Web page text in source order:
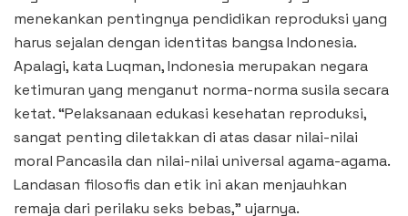
menekankan pentingnya pendidikan reproduksi yang
harus sejalan dengan identitas bangsa Indonesia.
Apalagi, kata Luqman, Indonesia merupakan negara
ketimuran yang menganut norma-norma susila secara
ketat. “Pelaksanaan edukasi kesehatan reproduksi,
sangat penting diletakkan di atas dasar nilai-nilai
moral Pancasila dan nilai-nilai universal agama-agama.
Landasan filosofis dan etik ini akan menjauhkan
remaja dari perilaku seks bebas,” ujarnya.